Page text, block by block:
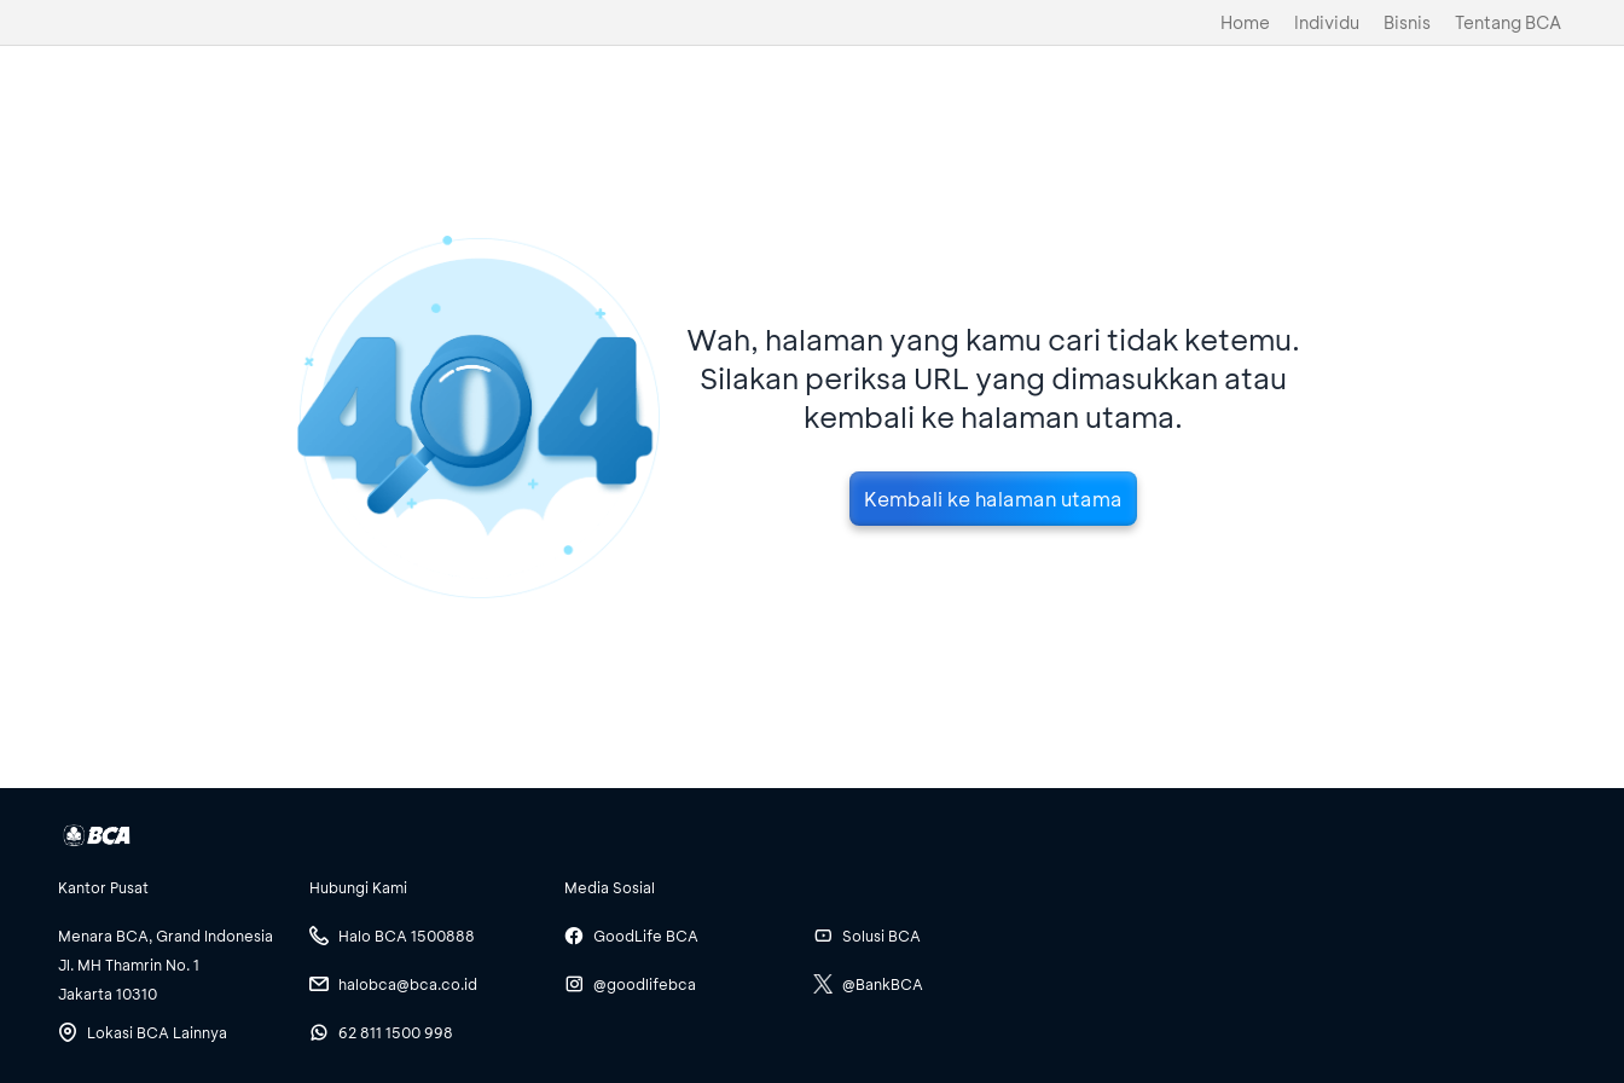
Home Individu Bisnis Tentang BCA
Wah, halaman yang kamu cari tidak ketemu.
Silakan periksa URL yang dimasukkan atau
kembali ke halaman utama.
Kembali ke halaman utama
Kantor Pusat
Menara BCA, Grand Indonesia
Jl. MH Thamrin No. 1
Jakarta 10310
Lokasi BCA Lainnya
Hubungi Kami
Halo BCA 1500888
halobca@bca.co.id
62 811 1500 998
Media Sosial
GoodLife BCA
@goodlifebca
Solusi BCA
@BankBCA